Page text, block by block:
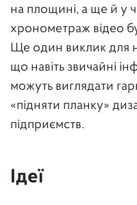
на площині, а ще й у
хронометраж відео
Ще один виклик для
що навіть звичайні
можуть виглядати
«підняти планку»
підприємств.
Ідеї